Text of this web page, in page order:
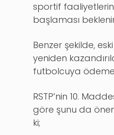
sportif
başlaması
Benzer şekilde,
yeniden
futbolcuya ödeme
RSTP’nin 10.
göre şunu da
ki;